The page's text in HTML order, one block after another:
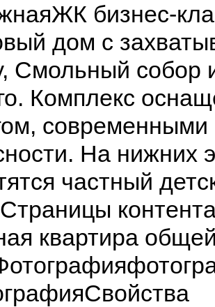
бизнес-
дом с
Смольный собор
Комплекс
На нижних
частный
квартира